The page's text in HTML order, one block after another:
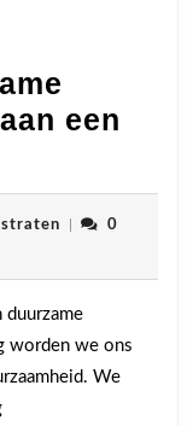
een
materialen:
0
duurzame
worden we ons
We